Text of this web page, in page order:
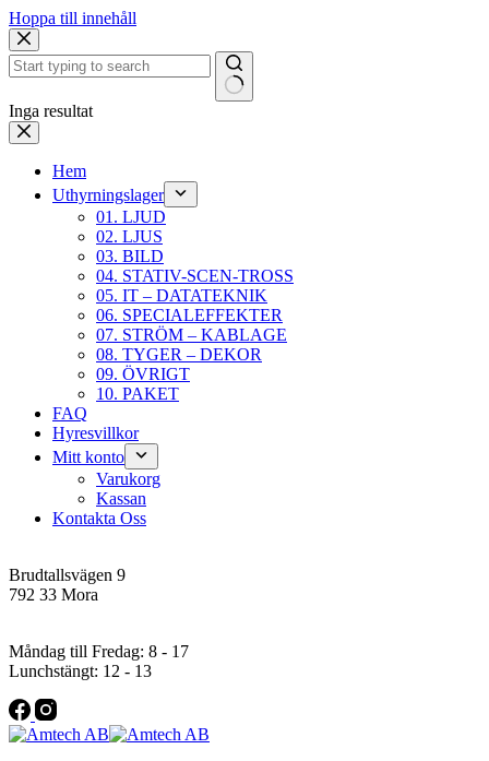
Hoppa till innehåll
Inga resultat
Hem
Uthyrningslager
01. LJUD
02. LJUS
03. BILD
04. STATIV-SCEN-TROSS
05. IT – DATATEKNIK
06. SPECIALEFFEKTER
07. STRÖM – KABLAGE
08. TYGER – DEKOR
09. ÖVRIGT
10. PAKET
FAQ
Hyresvillkor
Mitt konto
Varukorg
Kassan
Kontakta Oss
Brudtallsvägen 9
792 33 Mora
Måndag till Fredag: 8 - 17
Lunchstängt: 12 - 13